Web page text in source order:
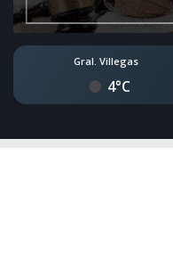
Gral. Villegas
4°C